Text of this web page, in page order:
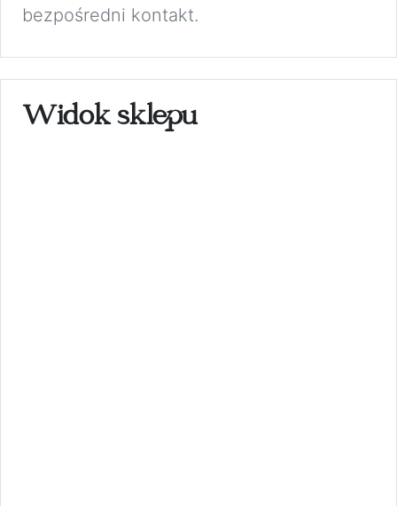
bezpośredni kontakt.
Widok sklepu